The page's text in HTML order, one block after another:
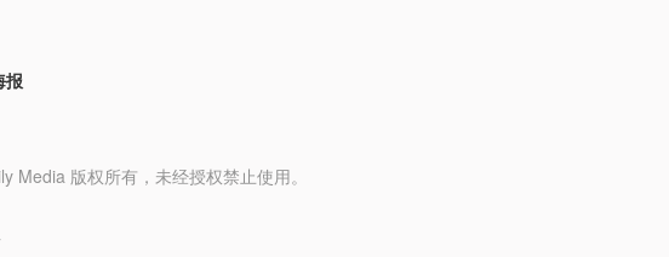
报
Media 版权所有，未经授权禁止使用。